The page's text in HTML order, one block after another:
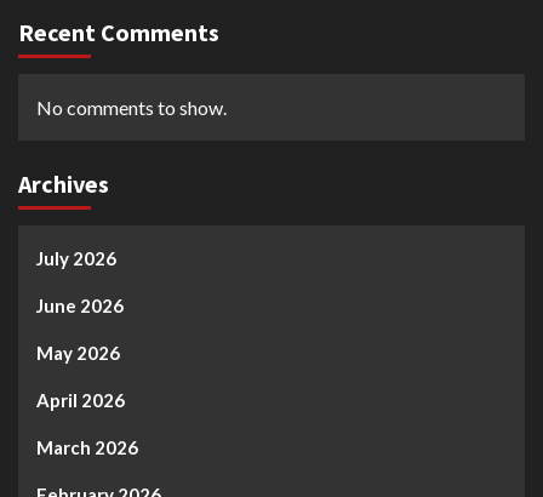
Recent Comments
No comments to show.
Archives
July 2026
June 2026
May 2026
April 2026
March 2026